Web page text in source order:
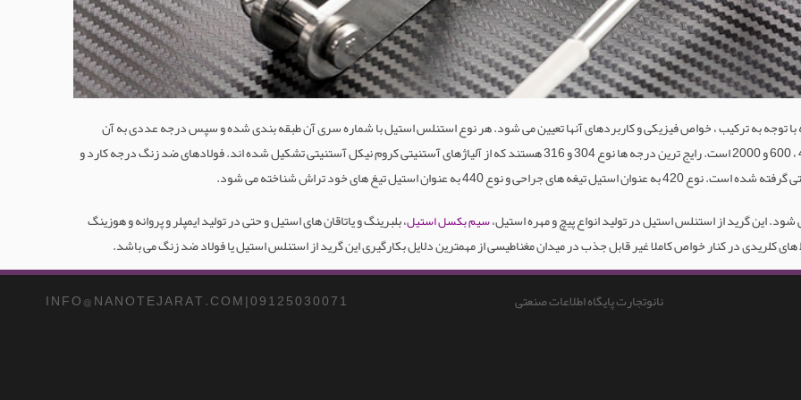
توجه به ترکیب ، خواص فیزیکی و کاربردهای آنها تعیین می شود. هر نوع استنلس استیل با شماره سری آن طبقه بندی شده و سپس درجه عددی به آن
اختصاص داده می شود. محبوب ترین شماره های سری 200 ، 300 ، 400 ، 600 و 2000 است. رایج ترین درجه ها نوع 304 و 316 هستند که از آلیاژهای آستنیتی کروم نیکل آستنیتی تشکیل شده اند. فولادهای ضد زنگ درجه کارد و
سیم بکسل استیل، بلبرینگ و یاتاقان های استیل و حتی در تولید ایمپلر و پروانه و هوزینگ
کلریدی در کنار خواص کاملا غیر قابل جذب در میدان مغناطیسی از مهمترین دلایل بکارگیری این گرید از استنلس استیل یا فولاد ضد زنگ می باشد.
I N F O @ N A N O T E J A R A T . C O M | 0 9 1 2 5 0 3 0 0 7 1 نانوتجارت پایگاه اطلاعات صنعتی